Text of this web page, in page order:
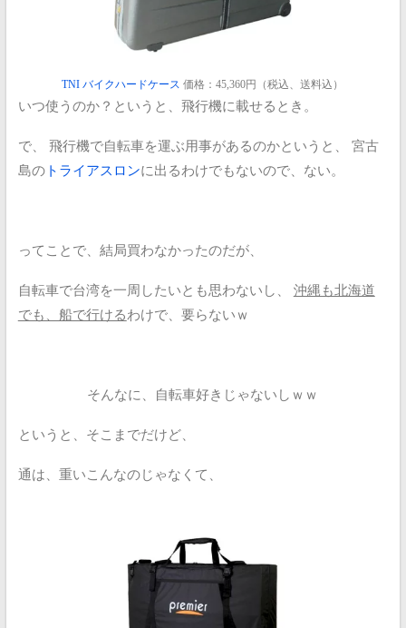
TNI バイクハードケース 価格：45,360円（税込、送料込）
いつ使うのか？というと、飛行機に載せるとき。
で、 飛行機で自転車を運ぶ用事があるのかというと、
宮古
島のトライアスロンに出るわけでもないので、ない。
ってことで、結局買わなかったのだが、
自転車で台湾を一周したいとも思わないし、
沖縄も北海道
でも、船で行けるわけで、要らないｗ
そんなに、自転車好きじゃないしｗｗ
というと、そこまでだけど、
通は、重いこんなのじゃなくて、